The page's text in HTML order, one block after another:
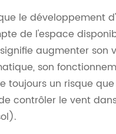
le développement
de l'espace
augmenter son
son
toujours un risque
contrôler le vent